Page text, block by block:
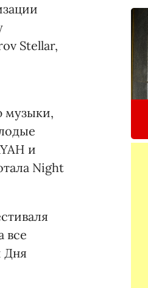
Stellar,
музыки,
и
Night
все
Дня